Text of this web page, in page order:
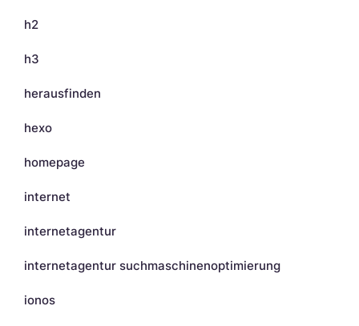
h2
h3
herausfinden
hexo
homepage
internet
internetagentur
internetagentur suchmaschinenoptimierung
ionos